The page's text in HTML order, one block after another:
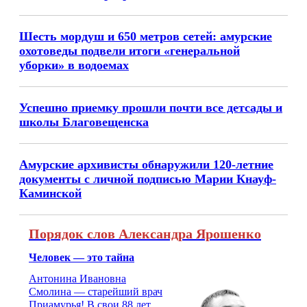
Шесть мордуш и 650 метров сетей: амурские
охотоведы подвели итоги «генеральной
уборки» в водоемах
Успешно приемку прошли почти все детсады и
школы Благовещенска
Амурские архивисты обнаружили 120-летние
документы с личной подписью Марии Кнауф-
Каминской
Порядок слов Александра Ярошенко
Человек — это тайна
Антонина Ивановна
Смолина — старейший врач
Приамурья! В свои 88 лет